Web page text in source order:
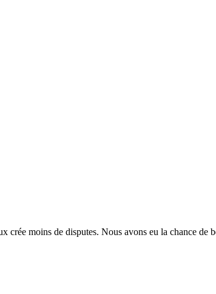
crée moins de disputes. Nous avons eu la chance